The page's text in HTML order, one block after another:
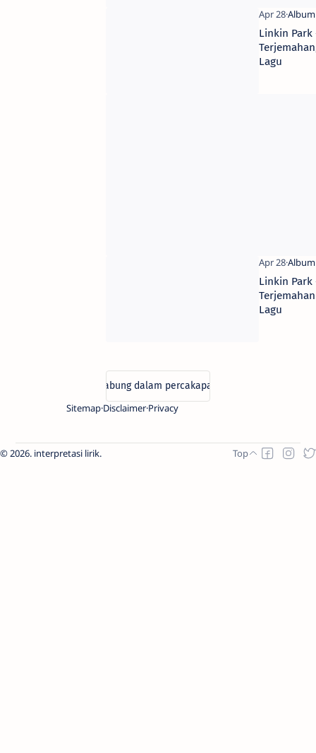
Linkin
Lagu
Linkin
Lagu
Sitemap Disclaimer Privacy
2026. interpretasi lirik.